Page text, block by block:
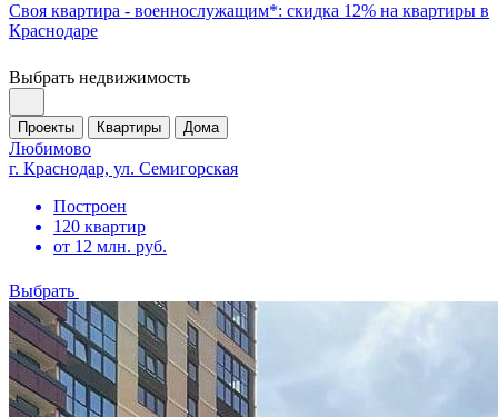
Своя квартира - военнослужащим*: скидка 12% на квартиры в
Краснодаре
Выбрать недвижимость
Проекты Квартиры Дома
Любимово
г. Краснодар, ул. Семигорская
Построен
120 квартир
от 12 млн. руб.
Выбрать